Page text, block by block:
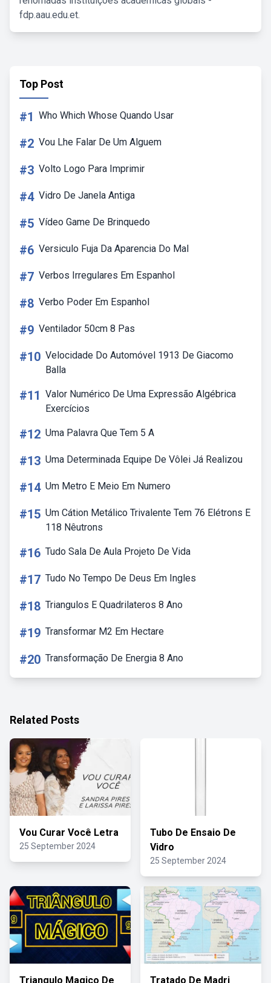
fdp.aau.edu.et.
Top Post
#1 Who Which Whose Quando Usar
#2 Vou Lhe Falar De Um Alguem
#3 Volto Logo Para Imprimir
#4 Vidro De Janela Antiga
#5 Vídeo Game De Brinquedo
#6 Versiculo Fuja Da Aparencia Do Mal
#7 Verbos Irregulares Em Espanhol
#8 Verbo Poder Em Espanhol
#9 Ventilador 50cm 8 Pas
#10 Velocidade Do Automóvel 1913 De Giacomo
Balla
#11 Valor Numérico De Uma Expressão Algébrica
Exercícios
#12 Uma Palavra Que Tem 5 A
#13 Uma Determinada Equipe De Vôlei Já Realizou
#14 Um Metro E Meio Em Numero
#15 Um Cátion Metálico Trivalente Tem 76 Elétrons E
118 Nêutrons
#16 Tudo Sala De Aula Projeto De Vida
#17 Tudo No Tempo De Deus Em Ingles
#18 Triangulos E Quadrilateros 8 Ano
#19 Transformar M2 Em Hectare
#20 Transformação De Energia 8 Ano
Related Posts
Vou Curar Você Letra
25 September 2024
Tubo De Ensaio De
Vidro
25 September 2024
Triangulo Magico De Tratado De Madri